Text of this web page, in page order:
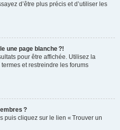
d’être plus précis et d’utiliser les
une page blanche ?!
pour être affichée. Utilisez la
et restreindre les forums
?
puis cliquez sur le lien « Trouver un